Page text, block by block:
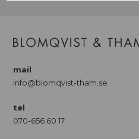
mail
info@blomqvist-tham.se
tel
070-656 60 17